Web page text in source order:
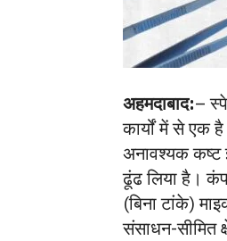
अहमदाबाद:–
कार्यों में से एक
अनावश्यक कष्ट
ढूंढ लिया है।
(बिना टांके)
संसाधन-सीमित